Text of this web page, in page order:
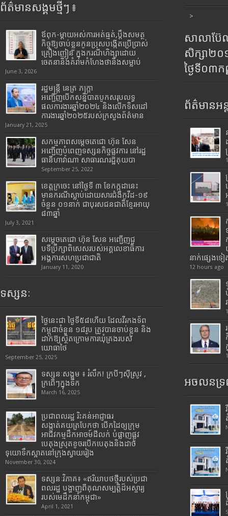
ព័ត៌មានសង្គមថ្មីៗ ៖
ឪពុក-ម្ដាយអស់ការអត់ធ្មត់,ប្ដឹងសមត្ថ
កិច្ចឱ្យចាប់ខ្លួនកូនប្រុសបង្កើតប្រើប្រាស់
គ្រឿងញៀន ក្នុងករណីហិង្សាដោយ
ចេតនានិងគំរាមកំហែងថានឹងសម្លាប់
June 3, 2026
រដ្ឋមន្រ្តី​ នេត្រ​ ភក្ត្រា​
អញ្ជើញបើកសន្និបាតបូកសរុបលទ្ធ
ផលការងារឆ្នាំ២០២៤ និងលើកទិសដៅ
ការងារឆ្នាំ២០២៥របស់​ក្រសួង​ព័ត៌មាន​
January 21, 2025
សកម្មភាពសម្តេចតេជោ ហ៊ុន សែន
អញ្ជើញបំពេញទស្សនកិច្ចផ្លូវការ នៅរដ្ឋ
ធានីហាវ៉ាណា សាធារណរដ្ឋគុយបា
September 25, 2022
ខេត្តក្រចេះ នៅថ្ងៃទី ៣ ខែកក្កដានេះ
មានករណីស្លាប់ដោយសារជំងឺកូវីដ-១៩
ចំនួន ០១នាក់ ជាបុរសជនជាតិខ្មែរអាយុ
៨៣ឆ្នាំ
July 3, 2021
សម្តេចតេជោ ហ៊ុន សែន អញ្ជើញជួ
បទីប្រឹក្សាពិសេសរបស់អគ្គលេខាធិការ
អង្គការសហប្រជាជាតិ
January 11, 2020
ទស្សនៈ
ថ្ងៃនេះជា ថ្ងៃទី៥៨ហើយ ដែលវីរកងទ័ព
កម្ពុជាចំនួន ១៨រូប ត្រូវបានចាប់ខ្លួន និង
ដាក់ឱ្យស្ថិតក្រោមការឃុំគ្រងរបស់
យោធាថៃ
September 25, 2025
ទស្សនៈសង្គម ៖ រំលឹក! ក្របីៗស៊ីស្រូវ ,
ក្រពើៗក្នុងទឹក
March 16, 2025
ប្រជាពលរដ្ឋ រិះគន់អាជ្ញាធរ
សង្កាត់គយត្របែកថា បើកដៃឲ្យក្រុម
អាជីវកម្មដឹកអាចម៍ដីលក់ បំផ្លាញផ្លូវ
បេតុងស្រុតខូចរបើកបេតុងនិងដាច់
ទុយោទឹកស្អាតនៅក្រុងស្វាយរៀង
November 30, 2024
ទស្សនៈវិភាគ៖ «ឥរិយាបថថ្មីរបស់ប្រជា
ពលរដ្ឋ បង្ហាញពីគុណសម្បត្តិដ៏អស្ចារ្យ
របស់មេដឹកនាំកម្ពុជា»
April 1, 2021
>
សាលាប៊ែ
សិក្សា២
ថ្ងៃទី០៣
ព័ត៌មានអន្
នាក់ផ្សេងទ
12 hours ago
អចលនទ្រ